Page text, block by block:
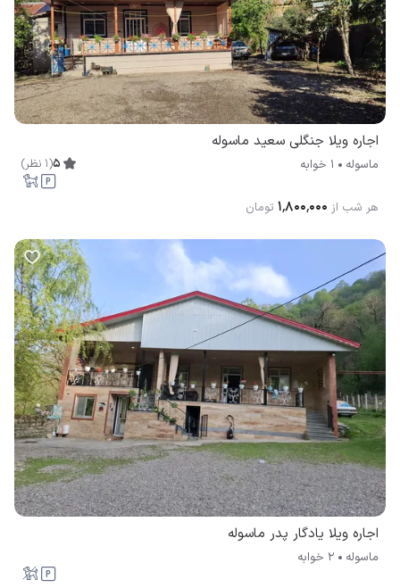
اجاره ویلا جنگلی سعید ماسوله
ماسوله 1 خوابه 5
(
1 نظر)
هر شب از ۱٬۸۰۰٬۰۰۰ تومان
اجاره ویلا یادگار پدر ماسوله
ماسوله 2 خوابه